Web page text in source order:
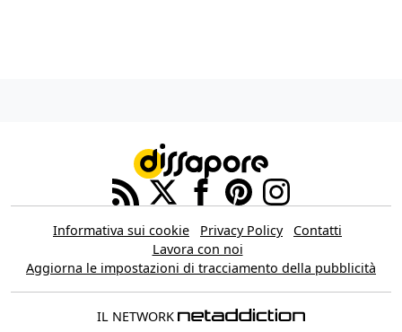
Informativa sui cookie Privacy Policy
Contatti
Lavora con noi
Aggiorna le impostazioni di tracciamento della pubblicità
IL NETWORK